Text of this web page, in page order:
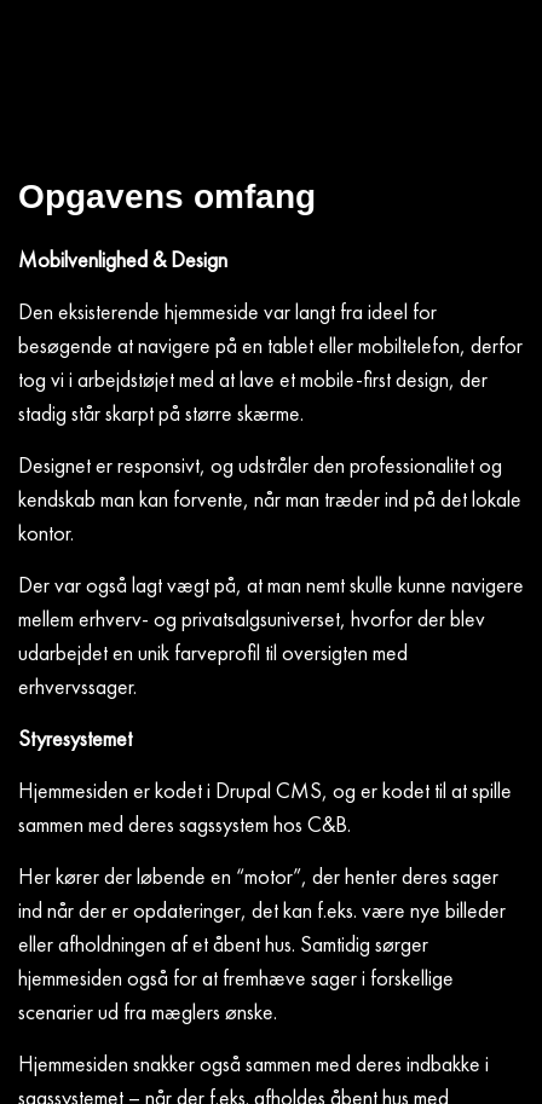
Opgavens omfang
Mobilvenlighed & Design
Den eksisterende hjemmeside var langt fra ideel for
besøgende at navigere på en tablet eller mobiltelefon, derfor
tog vi i arbejdstøjet med at lave et mobile-first design, der
stadig står skarpt på større skærme.
Designet er responsivt, og udstråler den professionalitet og
kendskab man kan forvente, når man træder ind på det lokale
kontor.
Der var også lagt vægt på, at man nemt skulle kunne navigere
mellem erhverv- og privatsalgsuniverset, hvorfor der blev
udarbejdet en unik farveprofil til oversigten med
erhvervssager.
Styresystemet
Hjemmesiden er kodet i Drupal CMS, og er kodet til at spille
sammen med deres sagssystem hos C&B.
Her kører der løbende en “motor”, der henter deres sager
ind når der er opdateringer, det kan f.eks. være nye billeder
eller afholdningen af et åbent hus. Samtidig sørger
hjemmesiden også for at fremhæve sager i forskellige
scenarier ud fra mæglers ønske.
Hjemmesiden snakker også sammen med deres indbakke i
sagssystemet – når der f.eks. afholdes åbent hus med